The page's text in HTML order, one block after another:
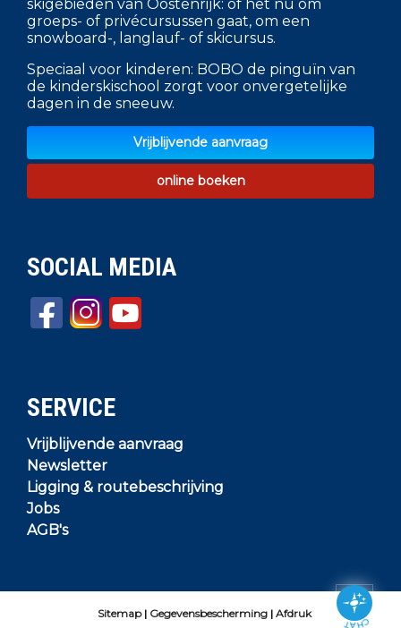
skigebieden van Oostenrijk: of het nu om
groeps- of privécursussen gaat, om een
snowboard-, langlauf- of skicursus.
Speciaal voor kinderen: BOBO de pinguïn van
de kinderskischool zorgt voor onvergetelijke
dagen in de sneeuw.
Vrijblijvende aanvraag
online boeken
SOCIAL MEDIA
SERVICE
Vrijblijvende aanvraag
Newsletter
Ligging & routebeschrijving
Jobs
AGB's
CHAT
Sitemap Gegevensbescherming Afdruk